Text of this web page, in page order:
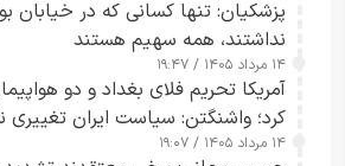
پزشکیان: تنها کسانی که در خیابان
نداشتند، همه سهیم هستند
۱۴ مرداد ۱۴۰۵ / ۱۹:۴۷
آمریکا تحریم فلای بغداد و دو
کرد؛ واشنگتن: سیاست ایران تغییری
۱۴ مرداد ۱۴۰۵ / ۱۹:۰۷